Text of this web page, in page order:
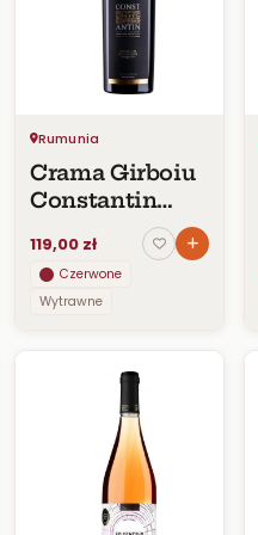
Rumunia
Crama Girboiu
Constantin
119,00 zł
Czerwone
Wytrawne